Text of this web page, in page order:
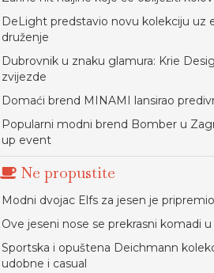
DeLight predstavio novu kolekciju uz
druženje
Dubrovnik u znaku glamura: Krie
zvijezde
Domaći brend MINAMI lansirao
Popularni modni brend Bomber u
up event
Ne propustite
Modni dvojac Elfs za jesen je
Ove jeseni nose se prekrasni komadi
Sportska i opuštena Deichmann
udobne i casual